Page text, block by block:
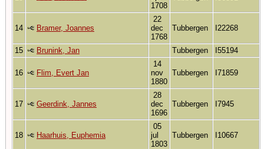
1708
14 Bramer, Joannes
22
dec
1768
Tubbergen I22268
15 Brunink, Jan Tubbergen I55194
16 Flim, Evert Jan
14
nov
1880
Tubbergen I71859
17 Geerdink, Jannes
28
dec
1696
Tubbergen I7945
18 Haarhuis, Euphemia
05
jul
1803
Tubbergen I10667